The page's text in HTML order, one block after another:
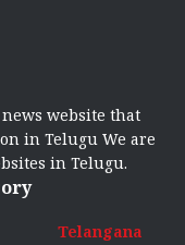
website that
in Telugu We are
in Telugu.
Telangana